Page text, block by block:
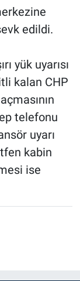
edildi.
yük uyarısı
kalan CHP
telefonu
uyarı
kabin
ise